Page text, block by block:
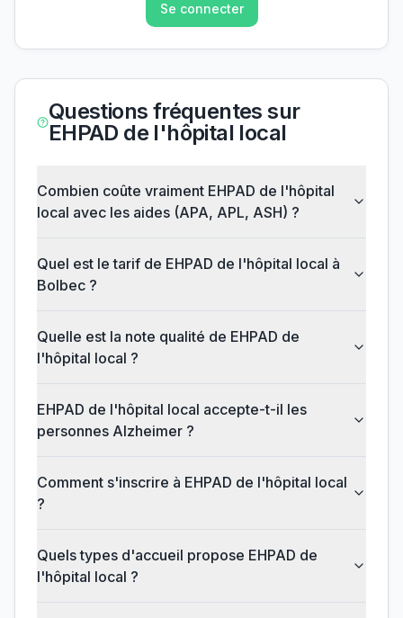
Se connecter
Questions fréquentes sur
EHPAD de l'hôpital local
Combien coûte vraiment EHPAD de l'hôpital
local avec les aides (APA, APL, ASH) ?
Quel est le tarif de EHPAD de l'hôpital local à
Bolbec ?
Quelle est la note qualité de EHPAD de
l'hôpital local ?
EHPAD de l'hôpital local accepte-t-il les
personnes Alzheimer ?
Comment s'inscrire à EHPAD de l'hôpital local
?
Quels types d'accueil propose EHPAD de
l'hôpital local ?